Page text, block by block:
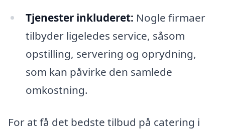
Tjenester inkluderet: Nogle firmaer
tilbyder ligeledes service, såsom
opstilling, servering og oprydning,
som kan påvirke den samlede
omkostning.
For at få det bedste tilbud på catering i